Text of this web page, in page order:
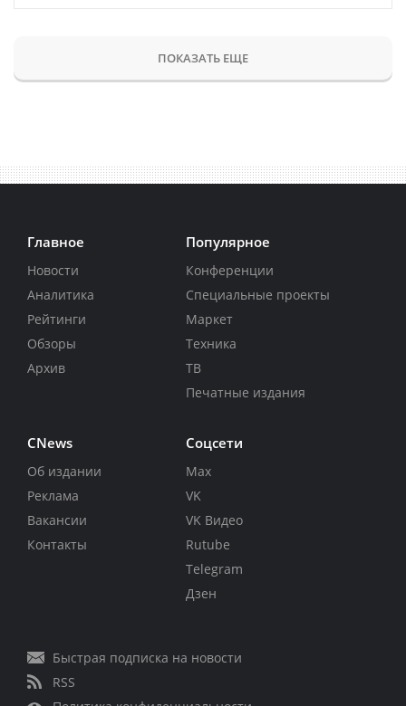
ПОКАЗАТЬ ЕЩЕ
Главное
Новости
Аналитика
Рейтинги
Обзоры
Архив
Популярное
Конференции
Специальные проекты
Маркет
Техника
ТВ
Печатные издания
CNews
Об издании
Реклама
Вакансии
Контакты
Соцсети
Max
VK
VK Видео
Rutube
Telegram
Дзен
Быстрая подписка на новости
RSS